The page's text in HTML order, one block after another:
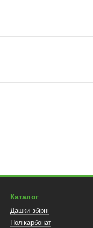
Каталог
Дашки збірні
Полікарбонат